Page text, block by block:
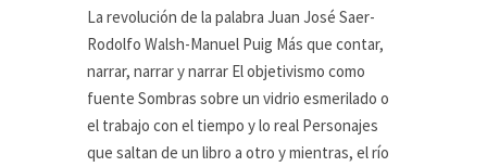
La revolución de la palabra Juan José Saer-
Rodolfo Walsh-Manuel Puig Más que contar,
narrar, narrar y narrar El objetivismo como
fuente Sombras sobre un vidrio esmerilado o
el trabajo con el tiempo y lo real Personajes
que saltan de un libro a otro y mientras, el río